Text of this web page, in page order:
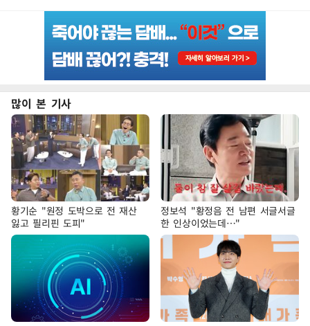
많이 본 기사
황기순 "원정 도박으로 전 재산
잃고 필리핀 도피"
정보석 "황정음 전 남편 서글서글
한 인상이었는데…"